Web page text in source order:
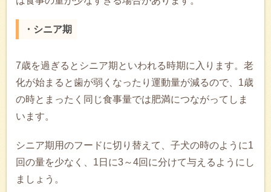
・シニア期
7歳を過ぎるとシニア期といわれる時期に入ります。老
化が始まると歯が弱くなったり運動量が減るので、1歳
の時とまったく同じ食事量では肥満につながってしま
います。
シニア期用のフードに切り替えて、子犬の時のように1
回の量を少なく、1日に3～4回に分けて与えるようにし
ましょう。